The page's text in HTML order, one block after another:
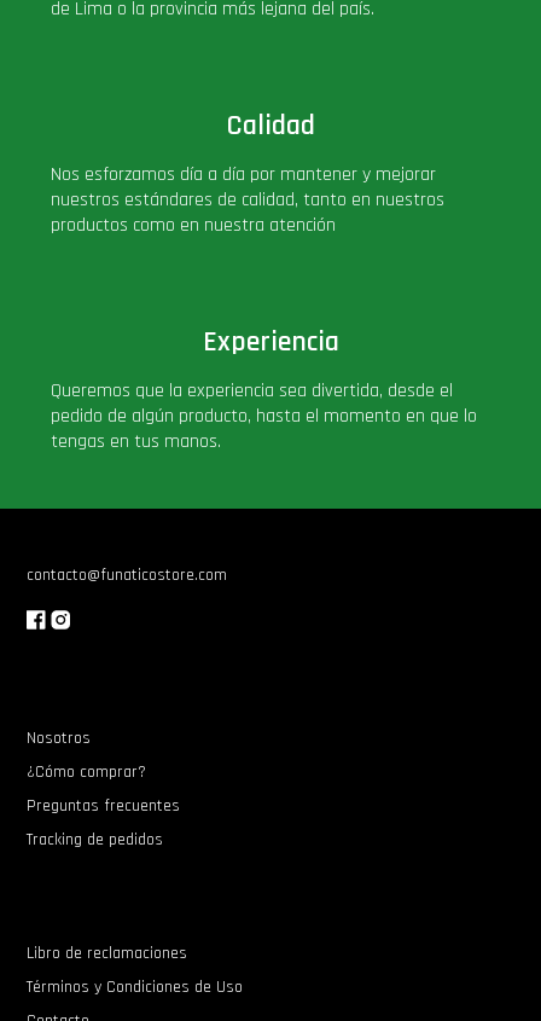
Pop Regular
PRÓXIMAMENTE
Star Wars Oferta
de Lima o la provincia más lejana del país.
Calidad
Nos esforzamos día a día por mantener y mejorar
nuestros estándares de calidad, tanto en nuestros
productos como en nuestra atención
Experiencia
Queremos que la experiencia sea divertida, desde el
pedido de algún producto, hasta el momento en que lo
tengas en tus manos.
contacto@funaticostore.com
Nosotros
¿Cómo comprar?
Preguntas frecuentes
Tracking de pedidos
Libro de reclamaciones
Términos y Condiciones de Uso